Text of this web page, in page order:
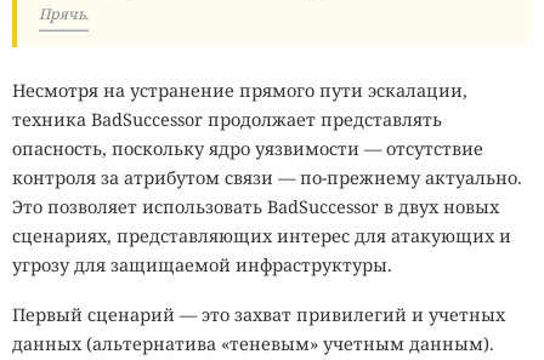
Прячь.
Несмотря на устранение прямого пути эскалации,
техника BadSuccessor продолжает представлять
опасность, поскольку ядро уязвимости — отсутствие
контроля за атрибутом связи — по-прежнему актуально.
Это позволяет использовать BadSuccessor в двух новых
сценариях, представляющих интерес для атакующих и
угрозу для защищаемой инфраструктуры.
Первый сценарий — это захват привилегий и учетных
данных (альтернатива «теневым» учетным данным).